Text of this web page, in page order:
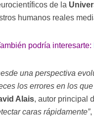
de la
humanos reales
podría interesarte:
una perspectiva
los errores en los
Alais, autor principal
caras rápidamente”,